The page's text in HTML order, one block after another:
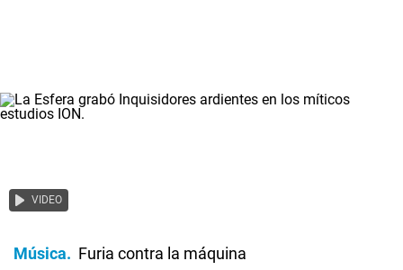
VIDEO
Música Furia contra la máquina